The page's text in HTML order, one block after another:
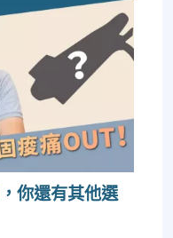
你還有其他選